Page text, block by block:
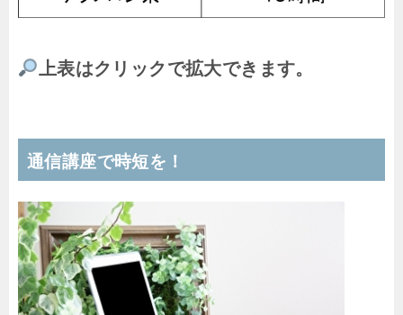
上表はクリックで拡大できます。
通信講座で時短を！